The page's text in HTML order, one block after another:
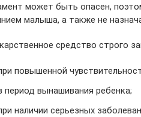
может быть опасен,
малыша, а также не
средство строго
повышенной
период вынашивания ребенка;
наличии серьезных